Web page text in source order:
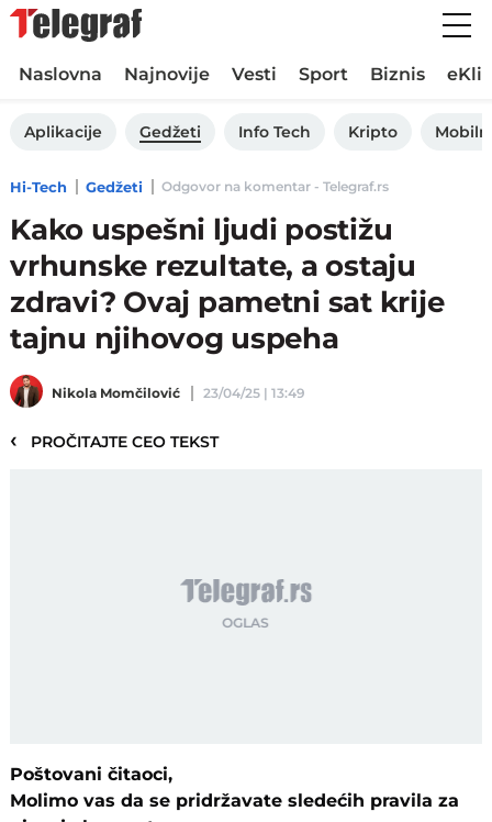
Naslovna Najnovije Vesti Sport Biznis
Aplikacije Gedžeti Info Tech Kripto
Hi-Tech Gedžeti Odgovor na komentar - Telegraf.rs
Kako uspešni ljudi postižu
vrhunske rezultate, a ostaju
zdravi? Ovaj pametni sat krije
tajnu njihovog uspeha
Nikola Momčilović 23/04/25 | 13:49
‹ PROČITAJTE CEO TEKST
Poštovani čitaoci,
Molimo vas da se pridržavate sledećih pravila za